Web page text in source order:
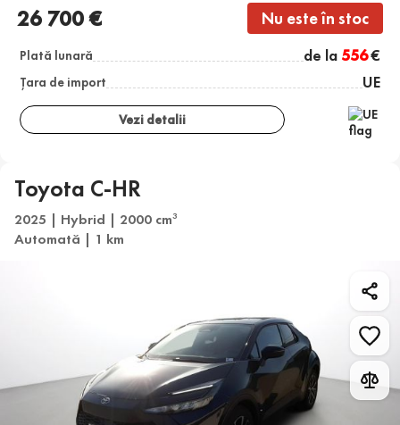
26 700 € Nu este în stoc
Plată lunară de la 556€
Țara de import UE
Vezi detalii
Toyota C-HR
2025 | Hybrid | 2000 cm3
Automată | 1 km